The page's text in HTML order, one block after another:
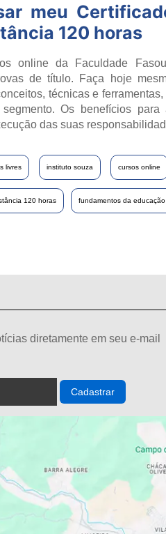
meu
120 horas
online da Faculdade
de título. Faça hoje
técnicas e
Os benefícios
das suas
livres instituto souza cursos online
120 horas fundamentos da
diretamente em seu e-mail